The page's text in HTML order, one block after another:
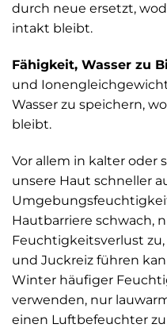
durch neue ersetzt,
intakt bleibt.
Fähigkeit, Wasser zu
und
Wasser zu speichern,
bleibt.
Vor allem in kalter oder
unsere Haut schneller
Hautbarriere schwach,
Feuchtigkeitsverlust zu,
und Juckreiz führen
Winter häufiger
verwenden, nur
einen Luftbefeuchter